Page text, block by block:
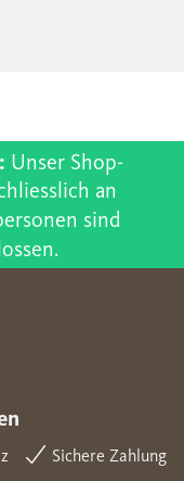
Unser Shop-
an
sind
Sichere Zahlung